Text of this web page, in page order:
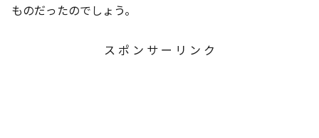
ものだったのでしょう。
ス ポ ン サ ー リ ン ク